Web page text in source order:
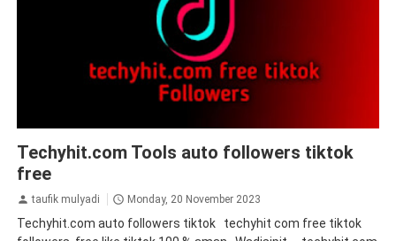
Techyhit.com Tools auto followers tiktok
free
taufik mulyadi Monday, 20 November 2023
Techyhit.com auto followers tiktok techyhit com free tiktok